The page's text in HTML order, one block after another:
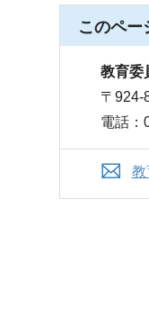
このペー
教育委
〒
電話
教